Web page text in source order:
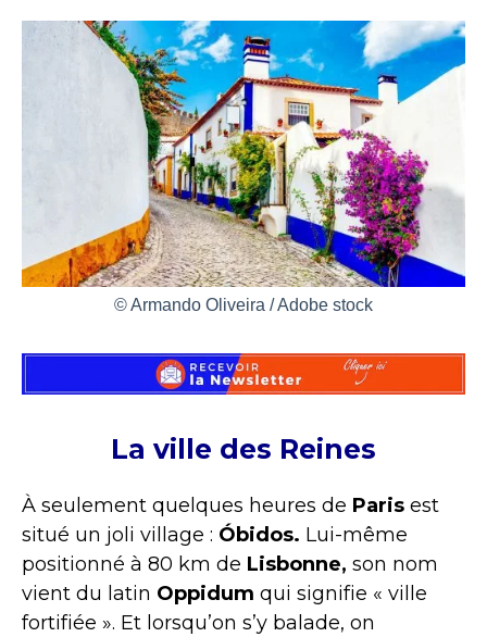
© Armando Oliveira / Adobe stock
La ville des Reines
À seulement quelques heures de Paris est
situé un joli village : Óbidos. Lui-même
positionné à 80 km de Lisbonne, son nom
vient du latin Oppidum qui signifie « ville
fortifiée ». Et lorsqu’on s’y balade, on